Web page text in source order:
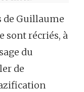
de Guillaume
sont récriés, à
du
de